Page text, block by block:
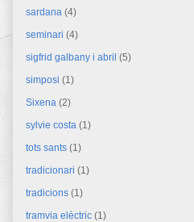
sardana (4)
seminari (4)
sigfrid galbany i abril (5)
simposi (1)
Sixena (2)
sylvie costa (1)
tots sants (1)
tradicionari (1)
tradicions (1)
tramvia elèctric (1)